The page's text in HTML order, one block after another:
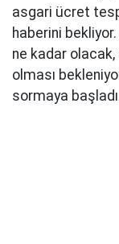
asgari ücret
haberini
ne kadar
olması
sormaya